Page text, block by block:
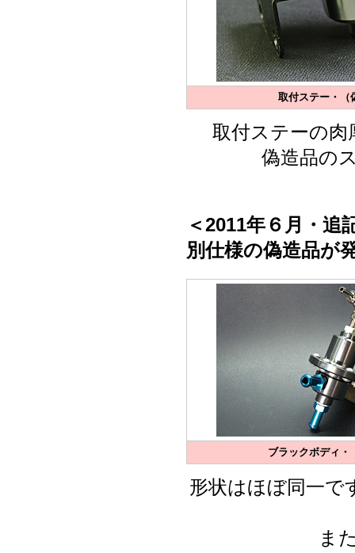
取付ステー・（
取付ステーの
偽造品の
＜2011年６月・追
別仕様の偽造品が
ブラックボディ・
形状はほぼ同一で
ま